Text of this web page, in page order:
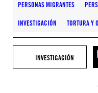
PERSONAS MIGRANTES
INVESTIGACIÓN TORTURA Y
INVESTIGACIÓN